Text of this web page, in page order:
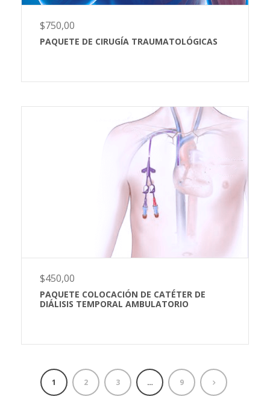
$750,00
PAQUETE DE CIRUGÍA TRAUMATOLÓGICAS
$450,00
PAQUETE COLOCACIÓN DE CATÉTER DE
DIÁLISIS TEMPORAL AMBULATORIO
1 2 3 … 9